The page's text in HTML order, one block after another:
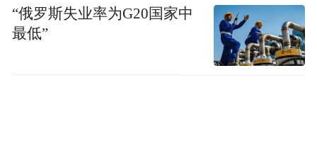
“俄罗斯失业率为G20国家中
最低”